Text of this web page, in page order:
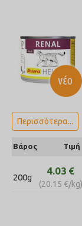
Περισσότερα...
Βάρος Τιμή
200g
4.03 €
(20.15 €/kg)